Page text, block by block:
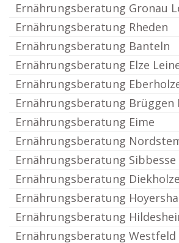
Ernährungsberatung Gronau
Ernährungsberatung Rheden
Ernährungsberatung Banteln
Ernährungsberatung Elze
Ernährungsberatung
Ernährungsberatung Brüggen
Ernährungsberatung Eime
Ernährungsberatung
Ernährungsberatung Sibbesse
Ernährungsberatung
Ernährungsberatung
Ernährungsberatung
Ernährungsberatung Westfeld